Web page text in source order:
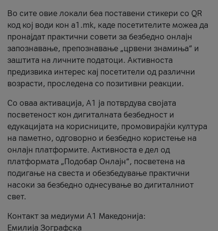
Во сите овие локали беа поставени стикери со QR
код кој води кон a1.mk, каде посетителите можеа да
пронајдат практични совети за безбедно онлајн
запознавање, препознавање „црвени знамиња“ и
заштита на личните податоци. Активноста
предизвика интерес кај посетители од различни
возрасти, проследена со позитивни реакции.
Со оваа активација, А1 ја потврдува својата
посветеност кон дигиталната безбедност и
едукацијата на корисниците, промовирајќи култура
на паметно, одговорно и безбедно користење на
онлајн платформите. Активноста е дел од
платформата „Подобар Онлајн“, посветена на
подигање на свеста и обезбедување практични
насоки за безбедно однесување во дигиталниот
свет.
Контакт за медиуми А1 Македонија:
Емилија Зографска